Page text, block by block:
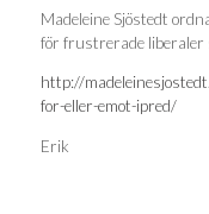
Madeleine Sjöstedt
för frustrerade liberaler
http://
for-eller-emot-ipred/
Erik